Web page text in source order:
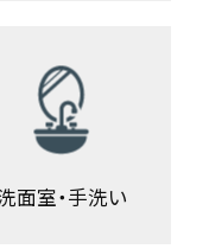
面室・手洗い